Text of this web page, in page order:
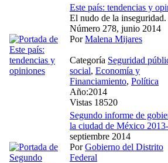
Este país: tendencias y
El nudo de la inseguridad.
Número 278, junio 2014
PorMalena Mijares
Categoría Seguridad
social, Economía y
Financiamiento, Política
Año:2014
Vistas 18520
Segundo informe de
la ciudad de México
septiembre 2014
PorGobierno del Distrito
Federal